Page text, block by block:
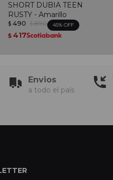
SHORT DUBIA TEEN
RUSTY - Amarillo
$ 490 $ 890 45
$ 417
Envios
a todo el país